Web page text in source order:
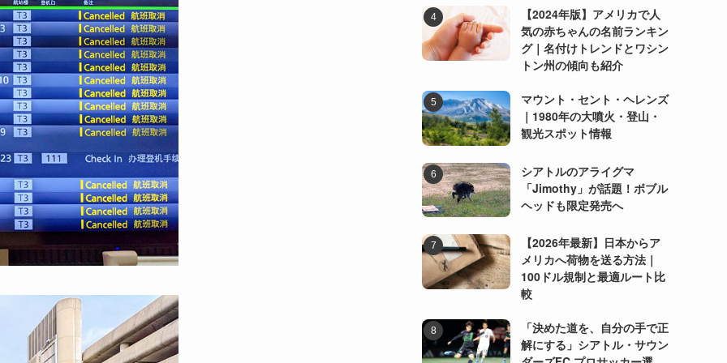
【2024年版】アメリカで人
気の赤ちゃんの名前ランキン
グ｜名付けトレンドとワシン
トン州の傾向も紹介
マウント・セント・ヘレンズ
｜1980年の大噴火・登山・
観光スポット情報
シアトルのアライグマ
「Jimothy」が話題！ボブル
ヘッドも限定発売へ
【2026年最新】日本からア
メリカへ荷物を送る方法｜
100ドル規制と最適ルート比
較
「決めた道を、自分の手で正
解にする」シアトル・サウン